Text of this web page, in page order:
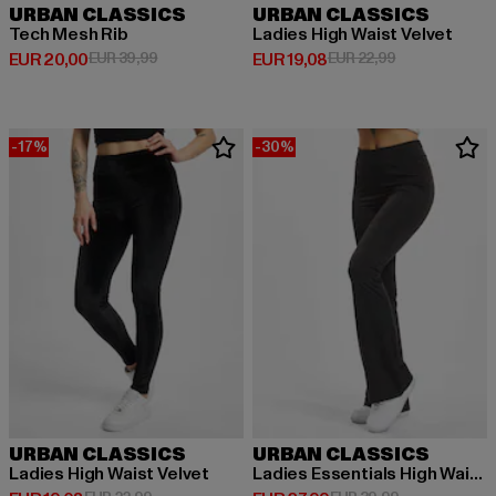
URBAN CLASSICS
Tech Mesh Rib
EUR 20,00
Huidige prijs: EUR 20,00
EUR 39,99Actieprijs: EUR 39,99
URBAN CLASSICS
Ladies High Waist Velvet
EUR 19,08
Huidige prijs: EUR 19,08
EUR 22,99Actieprijs:
-17%
URBAN CLASSICS
Ladies High Waist Velvet
-30%
URBAN CLASSICS
Ladies Essentials High Waist Flared